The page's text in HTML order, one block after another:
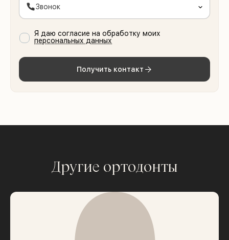
Звонок
Я даю согласие на обработку моих
персональных данных
Получить контакт
Другие ортодонты